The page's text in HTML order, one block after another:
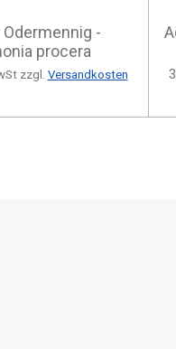
Odermennig -
procera
zzgl. Versandkosten